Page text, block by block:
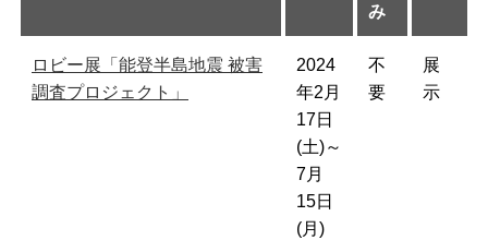
み
ロビー展「能登半島地震 被害
調査プロジェクト」
2024
年2月
17日
(土)～
7月
15日
(月)
不
要
展
示